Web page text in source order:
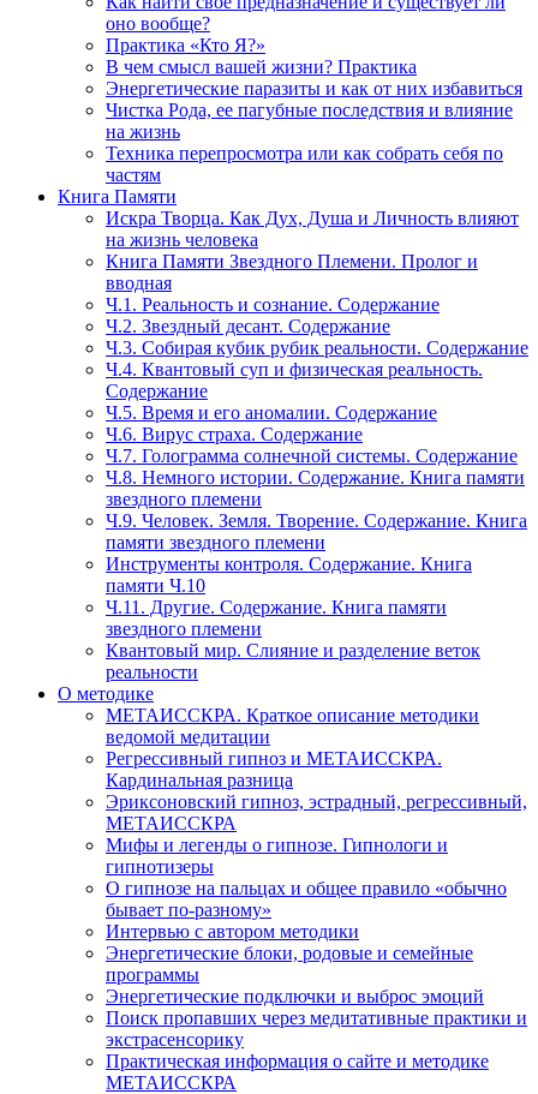
оно вообще?
Практика «Кто Я?»
В чем смысл вашей жизни? Практика
Энергетические паразиты и как от них избавиться
Чистка Рода, ее пагубные последствия и влияние
на жизнь
Техника перепросмотра или как собрать себя по
частям
Книга Памяти
Искра Творца. Как Дух, Душа и Личность влияют
на жизнь человека
Книга Памяти Звездного Племени. Пролог и
вводная
Ч.1. Реальность и сознание. Содержание
Ч.2. Звездный десант. Содержание
Ч.3. Собирая кубик рубик реальности. Содержание
Ч.4. Квантовый суп и физическая реальность.
Содержание
Ч.5. Время и его аномалии. Содержание
Ч.6. Вирус страха. Содержание
Ч.7. Голограмма солнечной системы. Содержание
Ч.8. Немного истории. Содержание. Книга памяти
звездного племени
Ч.9. Человек. Земля. Творение. Содержание. Книга
памяти звездного племени
Инструменты контроля. Содержание. Книга
памяти Ч.10
Ч.11. Другие. Содержание. Книга памяти
звездного племени
Квантовый мир. Слияние и разделение веток
реальности
О методике
МЕТАИССКРА. Краткое описание методики
ведомой медитации
Регрессивный гипноз и МЕТАИССКРА.
Кардинальная разница
Эриксоновский гипноз, эстрадный, регрессивный,
МЕТАИССКРА
Мифы и легенды о гипнозе. Гипнологи и
гипнотизеры
О гипнозе на пальцах и общее правило «обычно
бывает по-разному»
Интервью с автором методики
Энергетические блоки, родовые и семейные
программы
Энергетические подключки и выброс эмоций
Поиск пропавших через медитативные практики и
экстрасенсорику
Практическая информация о сайте и методике
МЕТАИССКРА